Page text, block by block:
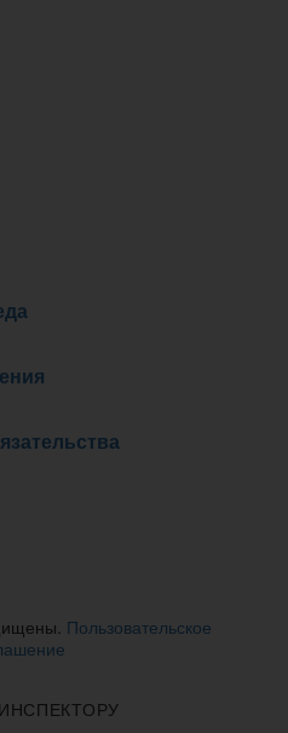
Пользовательское